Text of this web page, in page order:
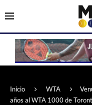
Inicio WTA
años al WTA 1000 de